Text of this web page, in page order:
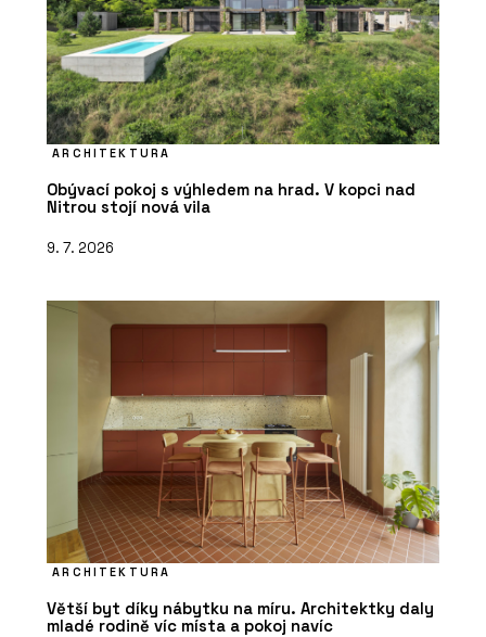
ARCHITEKTURA
Obývací pokoj s výhledem na hrad. V kopci nad
Nitrou stojí nová vila
9. 7. 2026
ARCHITEKTURA
Větší byt díky nábytku na míru. Architektky daly
mladé rodině víc místa a pokoj navíc